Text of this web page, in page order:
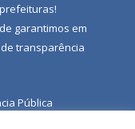
!
garantimos em
transparência
Pública